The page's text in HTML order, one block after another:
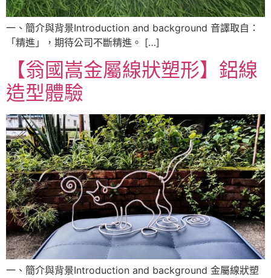
一、簡介與背景Introduction and background 音譯取自：
「精進」，期待公司不斷精進。 […]
【翁國嵩金屬線狀塑形】鋁線
造型體驗
一、簡介與背景Introduction and background 金屬線狀塑